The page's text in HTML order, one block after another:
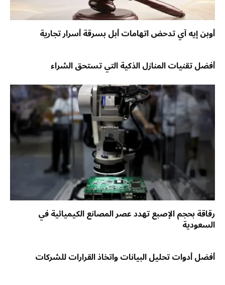
أوبن إيه آي تدحض اتهامات أبل بسرقة أسرار تجارية
أفضل تقنيات المنازل الذكية التي تستحق الشراء
رقاقة بحجم الإصبع تهدد عصر المصانع الكيميائية في
السعودية
أفضل أدوات تحليل البيانات واتخاذ القرارات للشركات